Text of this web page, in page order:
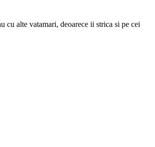
cu alte vatamari, deoarece ii strica si pe cei